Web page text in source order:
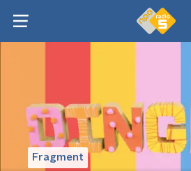
Fragment